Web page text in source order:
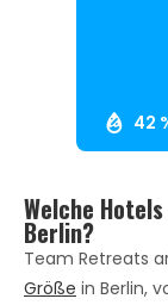
42
Welche
Berlin?
Team Retreats
Größe in Berlin,